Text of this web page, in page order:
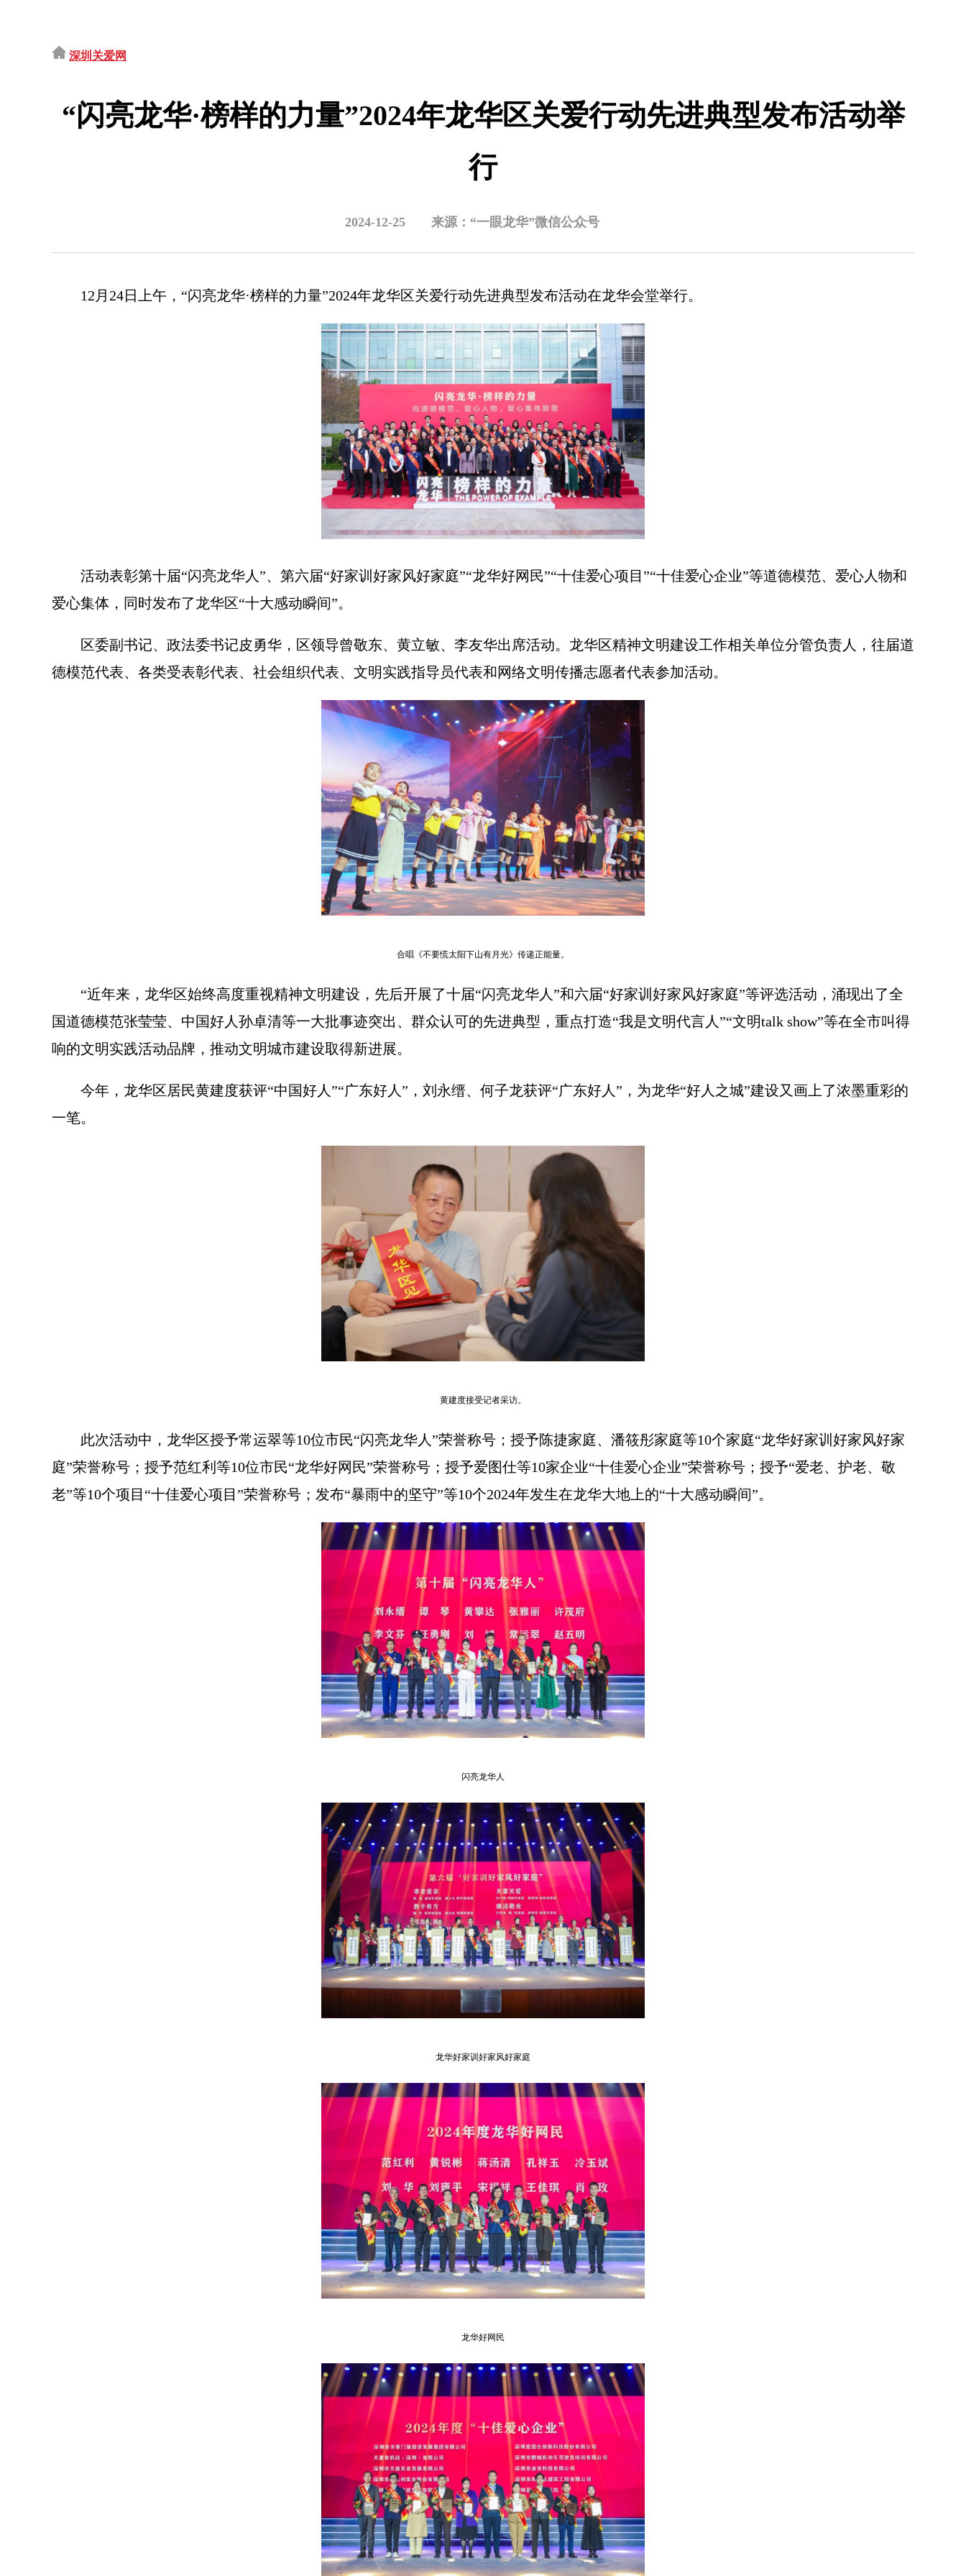
深圳关爱网
“闪亮龙华·榜样的力量”2024年龙华区关爱行动先进典型发布活动举
行
2024-12-25 来源：“一眼龙华”微信公众号
12月24日上午，“闪亮龙华·榜样的力量”2024年龙华区关爱行动先进典型发布活动在龙华会堂举行。
活动表彰第十届“闪亮龙华人”、第六届“好家训好家风好家庭”“龙华好网民”“十佳爱心项目”“十佳爱心企业”等道德模范、爱心人物和
爱心集体，同时发布了龙华区“十大感动瞬间”。
区委副书记、政法委书记皮勇华，区领导曾敬东、黄立敏、李友华出席活动。龙华区精神文明建设工作相关单位分管负责人，往届道
德模范代表、各类受表彰代表、社会组织代表、文明实践指导员代表和网络文明传播志愿者代表参加活动。
合唱《不要慌太阳下山有月光》传递正能量。
“近年来，龙华区始终高度重视精神文明建设，先后开展了十届“闪亮龙华人”和六届“好家训好家风好家庭”等评选活动，涌现出了全
国道德模范张莹莹、中国好人孙卓清等一大批事迹突出、群众认可的先进典型，重点打造“我是文明代言人”“文明talk show”等在全市叫得
响的文明实践活动品牌，推动文明城市建设取得新进展。
今年，龙华区居民黄建度获评“中国好人”“广东好人”，刘永缙、何子龙获评“广东好人”，为龙华“好人之城”建设又画上了浓墨重彩的
一笔。
黄建度接受记者采访。
此次活动中，龙华区授予常运翠等10位市民“闪亮龙华人”荣誉称号；授予陈捷家庭、潘筱彤家庭等10个家庭“龙华好家训好家风好家
庭”荣誉称号；授予范红利等10位市民“龙华好网民”荣誉称号；授予爱图仕等10家企业“十佳爱心企业”荣誉称号；授予“爱老、护老、敬
老”等10个项目“十佳爱心项目”荣誉称号；发布“暴雨中的坚守”等10个2024年发生在龙华大地上的“十大感动瞬间”。
闪亮龙华人
龙华好家训好家风好家庭
龙华好网民